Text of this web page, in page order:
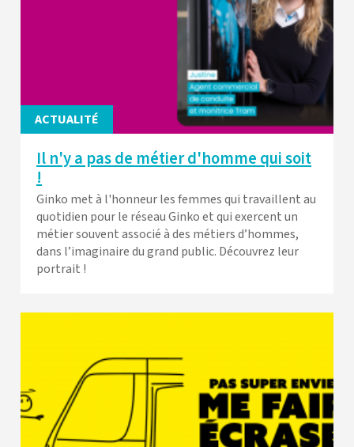
ACTUALITÉ
Il n'y a pas de métier d'homme qui soit
!
Ginko met à l'honneur les femmes qui travaillent au
quotidien pour le réseau Ginko et qui exercent un
métier souvent associé à des métiers d’hommes,
dans l’imaginaire du grand public. Découvrez leur
portrait !